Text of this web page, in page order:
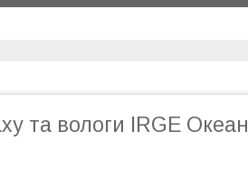
та вологи IRGE Океан